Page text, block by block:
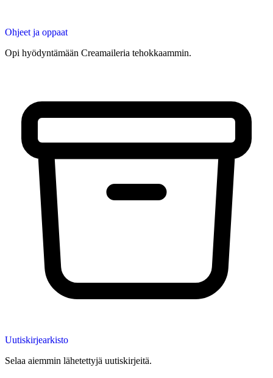
Ohjeet ja oppaat
Opi hyödyntämään Creamaileria tehokkaammin.
Uutiskirjearkisto
Selaa aiemmin lähetettyjä uutiskirjeitä.